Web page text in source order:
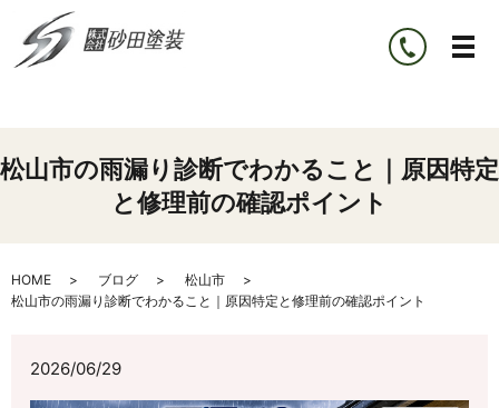
松山市の雨漏り診断でわかること｜原因特定
と修理前の確認ポイント
HOME ブログ
松山市
松山市の雨漏り診断でわかること｜原因特定と修理前の確認ポイント
2026/06/29